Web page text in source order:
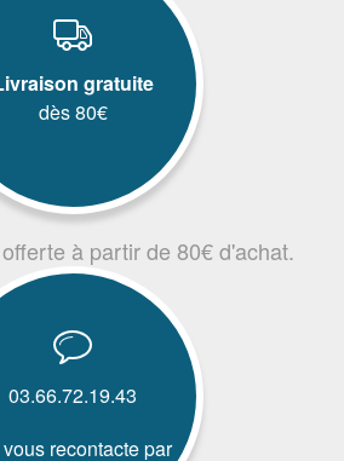
gratuite
dès 80€
à partir de 80€ d'achat.
03.66.72.19.43
recontacte par